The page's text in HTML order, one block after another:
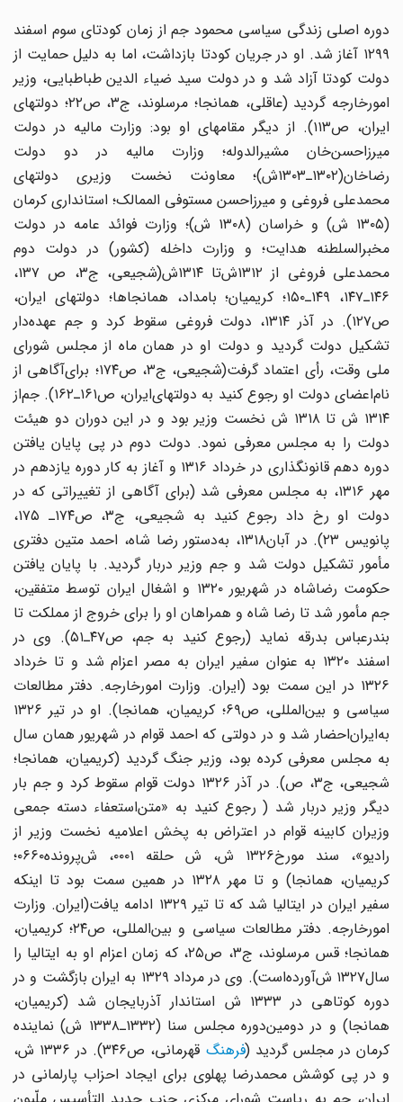
دوره ‌اصلی ‌زندگی ‌سیاسی ‌محمود جم ‌از زمان‌ کودتای ‌سوم‌ اسفند
۱۲۹۹ آغاز شد. او در جریان‌ کودتا بازداشت‌، اما به‌ دلیل‌ حمایت ‌از
دولت ‌کودتا آزاد شد و در دولت ‌سید ضیاء الدین ‌طباطبایی‌، وزیر
امورخارجه‌ گردید (عاقلی‌، همانجا؛ مرسلوند، ج‌۳، ص‌۲۲؛ دولتهای
‌ایران‌، ص‌۱۱۳). از دیگر مقامهای ‌او بود: وزارت ‌مالیه ‌در دولت‌
میرزاحسن‌خان‌ مشیرالدوله‌؛ وزارت‌ مالیه ‌در دو دولت
‌رضاخان‌(۱۳۰۲ـ۱۳۰۳ش‌)؛ معاونت ‌نخست‌ وزیری ‌دولتهای
‌محمدعلی فروغی ‌و میرزاحسن ‌مستوفی ‌الممالک‌؛ استانداری‌ کرمان‌
(۱۳۰۵ ش‌) و خراسان (۱۳۰۸ ش‌)؛ وزارت‌ فوائد عامه ‌در دولت
‌مخبرالسلطنه‌ هدایت‌؛ و وزارت ‌داخله (کشور) در دولت ‌دوم
‌محمدعلی‌ فروغی ‌از ۱۳۱۲ش‌تا ۱۳۱۴ش‌(شجیعی‌، ج‌۳، ص‌ ۱۳۷،
۱۴۶ـ۱۴۷، ۱۴۹ـ۱۵۰؛ کریمیان‌؛ بامداد، همانجاها؛ دولتهای‌ ایران‌،
ص‌۱۲۷). در آذر ۱۳۱۴، دولت ‌فروغی‌ سقوط ‌کرد و جم‌ عهده‌دار
تشکیل ‌دولت ‌گردید و دولت ‌او در همان ‌ماه از مجلس ‌شورای‌
ملی ‌وقت‌، رأی ‌اعتماد گرفت‌(شجیعی‌، ج‌۳، ص‌۱۷۴؛ برای‌آگاهی‌ از
نام‌اعضای‌ دولت ‌او رجوع کنید به دولتهای‌ایران‌، ص‌۱۶۱ـ۱۶۲). جم‌از
۱۳۱۴ ش ‌تا ۱۳۱۸ ش ‌نخست ‌وزیر بود و در این‌ دوران‌ دو هیئت‌
دولت‌ را به‌ مجلس ‌معرفی ‌نمود. دولت‌ دوم ‌در پی ‌پایان ‌یافتن‌
دوره دهم ‌قانونگذاری ‌در خرداد ۱۳۱۶ و آغاز به ‌کار دوره‌ یازدهم ‌در
مهر ۱۳۱۶، به‌ مجلس‌ معرفی ‌شد (برای‌ آگاهی ‌از تغییراتی ‌که ‌در
دولت‌ او رخ ‌داد رجوع کنید به شجیعی‌، ج‌۳، ص‌۱۷۴ـ ۱۷۵،
پانویس‌ ۲۳). در آبان‌۱۳۱۸، به‌دستور رضا شاه‌، احمد متین‌ دفتری
‌مأمور تشکیل‌ دولت ‌شد و جم‌ وزیر دربار گردید. با پایان‌ یافتن‌
حکومت ‌رضاشاه‌ در شهریور ۱۳۲۰ و اشغال ‌ایران ‌توسط ‌متفقین‌،
جم ‌مأمور شد تا رضا شاه‌ و همراهان ‌او را برای‌ خروج‌ از مملکت ‌تا
بندرعباس ‌بدرقه ‌نماید (رجوع کنید به جم‌، ص‌۴۷ـ۵۱). وی ‌در
اسفند ۱۳۲۰ به‌ عنوان ‌سفیر ایران‌ به ‌مصر اعزام‌ شد و تا خرداد
۱۳۲۶ در این ‌سمت ‌بود (ایران‌. وزارت ‌امورخارجه‌. دفتر مطالعات‌
سیاسی‌ و بین‌المللی‌، ص‌۶۹؛ کریمیان‌، همانجا). او در تیر ۱۳۲۶
به‌ایران‌احضار شد و در دولتی‌ که ‌احمد قوام ‌در شهریور همان ‌سال
‌به ‌مجلس ‌معرفی ‌کرده‌ بود، وزیر جنگ‌ گردید (کریمیان‌، همانجا؛
شجیعی‌، ج‌۳، ص‌). در آذر ۱۳۲۶ دولت ‌قوام ‌سقوط‌ کرد و جم ‌بار
دیگر وزیر دربار شد ( رجوع کنید به «متن‌استعفاء دسته‌ جمعی
‌وزیران‌ کابینه ‌قوام‌ در اعتراض ‌به‌ پخش ‌اعلامیه‌ نخست ‌وزیر از
رادیو»، سند مورخ‌۱۳۲۶ ش‌، ش‌ حلقه‌ ۰۰۰۱، ش‌پرونده‌۰۶۶۰؛
کریمیان‌، همانجا) و تا مهر ۱۳۲۸ در همین ‌سمت‌ بود تا اینکه‌
سفیر ایران ‌در ایتالیا شد که ‌تا تیر ۱۳۲۹ ادامه‌ یافت‌(ایران‌. وزارت
‌امورخارجه‌. دفتر مطالعات ‌سیاسی‌ و بین‌المللی‌، ص‌۲۴؛ کریمیان‌،
همانجا؛ قس ‌مرسلوند، ج‌۳، ص‌۲۵، که‌ زمان ‌اعزام ‌او به‌ ایتالیا را
سال‌۱۳۲۷ ش‌آورده‌است‌). وی ‌در مرداد ۱۳۲۹ به ‌ایران‌ بازگشت ‌و در
دوره ‌کوتاهی ‌در ۱۳۳۳ ش ‌استاندار آذربایجان ‌شد (کریمیان‌،
همانجا) و در دومین‌دوره‌ مجلس ‌سنا (۱۳۳۲ـ۱۳۳۸ ش‌) نماینده
کرمان ‌در مجلس ‌گردید (فرهنگ
‌ قهرمانی‌، ص‌۳۴۶). در ۱۳۳۶ ش‌،
و در پی ‌کوشش ‌محمدرضا پهلوی ‌برای ‌ایجاد احزاب ‌پارلمانی ‌در